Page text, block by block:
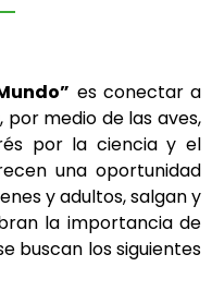
es conectar a
medio de las aves,
por la ciencia y el
una oportunidad
y adultos, salgan y
la importancia de
buscan los siguientes